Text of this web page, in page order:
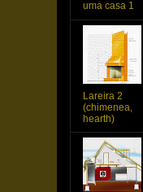
uma casa 1
Lareira 2
(chimenea,
hearth)